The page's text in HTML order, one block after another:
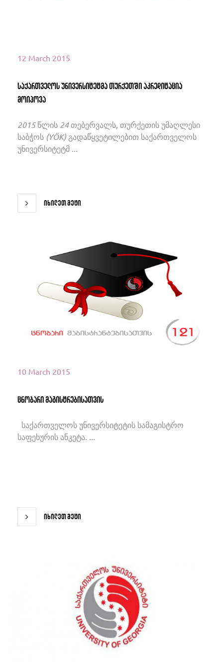
12 March 2015
საქართველოს უნივერსიტეტმა თურქეთში აკრედიტაცია
მოიპოვა
2015 წლის 24 თებერვალს, თურქეთის უმაღლესი
საბჭოს (YÖK) გადაწყვეტილებით საქართველოს
უნივერსიტეტმ ...
იხილეთ მეტი
იხილეთ მეტი
10 March 2015
ცნობარი მაგისტრებისათვის
საქართველოს უნივერსიტეტის სამაგისტრო
საფეხურის ანკეტა. ...
იხილეთ მეტი
იხილეთ მეტი